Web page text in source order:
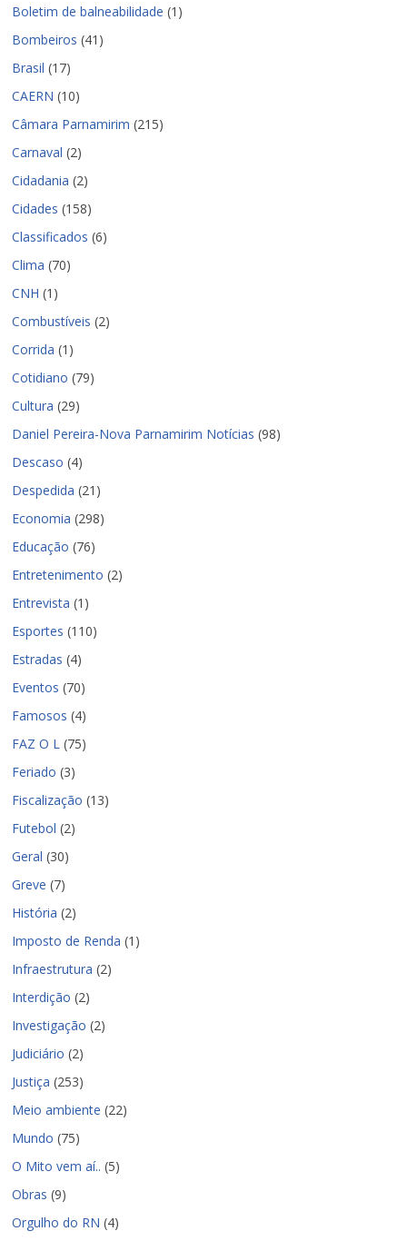
Boletim de balneabilidade (1)
Bombeiros (41)
Brasil (17)
CAERN (10)
Câmara Parnamirim (215)
Carnaval (2)
Cidadania (2)
Cidades (158)
Classificados (6)
Clima (70)
CNH (1)
Combustíveis (2)
Corrida (1)
Cotidiano (79)
Cultura (29)
Daniel Pereira-Nova Parnamirim Notícias (98)
Descaso (4)
Despedida (21)
Economia (298)
Educação (76)
Entretenimento (2)
Entrevista (1)
Esportes (110)
Estradas (4)
Eventos (70)
Famosos (4)
FAZ O L (75)
Feriado (3)
Fiscalização (13)
Futebol (2)
Geral (30)
Greve (7)
História (2)
Imposto de Renda (1)
Infraestrutura (2)
Interdição (2)
Investigação (2)
Judiciário (2)
Justiça (253)
Meio ambiente (22)
Mundo (75)
O Mito vem aí.. (5)
Obras (9)
Orgulho do RN (4)